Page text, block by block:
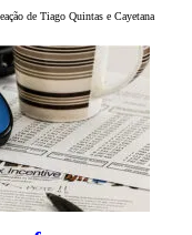
de Tiago Quintas e Cayetana